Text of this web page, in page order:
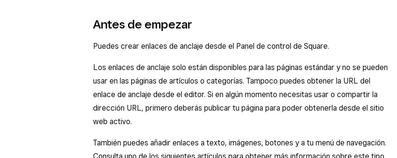
Antes de empezar
Puedes crear enlaces de anclaje desde el Panel de control de Square.
Los enlaces de anclaje solo están disponibles para las páginas estándar y no se pueden
usar en las páginas de artículos o categorías. Tampoco puedes obtener la URL del
enlace de anclaje desde el editor. Si en algún momento necesitas usar o compartir la
dirección URL, primero deberás publicar tu página para poder obtenerla desde el sitio
web activo.
También puedes añadir enlaces a texto, imágenes, botones y a tu menú de navegación.